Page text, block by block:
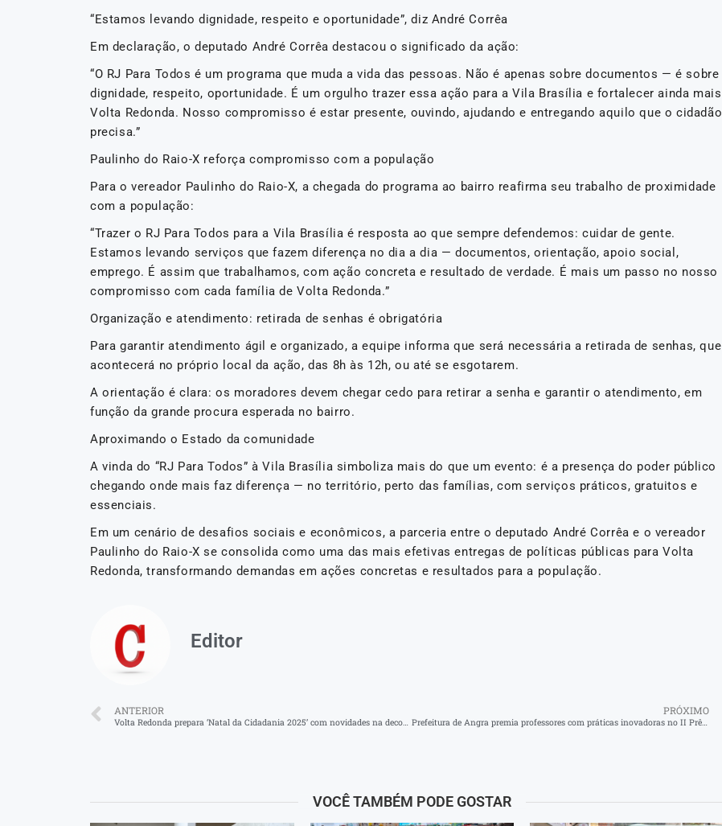
“Estamos levando dignidade, respeito e oportunidade”, diz André Corrêa
Em declaração, o deputado André Corrêa destacou o significado da ação:
“O RJ Para Todos é um programa que muda a vida das pessoas. Não é apenas sobre documentos — é sobre
dignidade, respeito, oportunidade. É um orgulho trazer essa ação para a Vila Brasília e fortalecer ainda mais
Volta Redonda. Nosso compromisso é estar presente, ouvindo, ajudando e entregando aquilo que o cidadão
precisa.”
Paulinho do Raio-X reforça compromisso com a população
Para o vereador Paulinho do Raio-X, a chegada do programa ao bairro reafirma seu trabalho de proximidade
com a população:
“Trazer o RJ Para Todos para a Vila Brasília é resposta ao que sempre defendemos: cuidar de gente.
Estamos levando serviços que fazem diferença no dia a dia — documentos, orientação, apoio social,
emprego. É assim que trabalhamos, com ação concreta e resultado de verdade. É mais um passo no nosso
compromisso com cada família de Volta Redonda.”
Organização e atendimento: retirada de senhas é obrigatória
Para garantir atendimento ágil e organizado, a equipe informa que será necessária a retirada de senhas, que
acontecerá no próprio local da ação, das 8h às 12h, ou até se esgotarem.
A orientação é clara: os moradores devem chegar cedo para retirar a senha e garantir o atendimento, em
função da grande procura esperada no bairro.
Aproximando o Estado da comunidade
A vinda do “RJ Para Todos” à Vila Brasília simboliza mais do que um evento: é a presença do poder público
chegando onde mais faz diferença — no território, perto das famílias, com serviços práticos, gratuitos e
essenciais.
Em um cenário de desafios sociais e econômicos, a parceria entre o deputado André Corrêa e o vereador
Paulinho do Raio-X se consolida como uma das mais efetivas entregas de políticas públicas para Volta
Redonda, transformando demandas em ações concretas e resultados para a população.
Editor
ANTERIOR PRÓXIMO
Prefeitura de Angra premia professores com práticas inovadoras no II Prêmio Magda Soares
VOCÊ TAMBÉM PODE GOSTAR